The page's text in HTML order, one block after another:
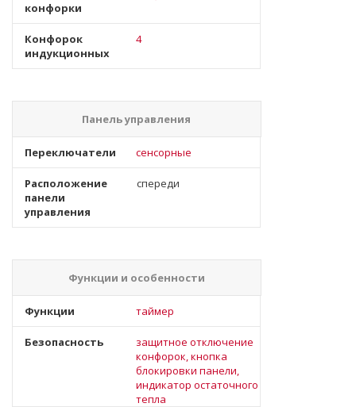
конфорки
Конфорок
индукционных
4
Панель управления
Переключатели сенсорные
Расположение
панели
управления
спереди
Функции и особенности
Функции таймер
Безопасность
защитное отключение
конфорок, кнопка
блокировки панели,
индикатор остаточного
тепла